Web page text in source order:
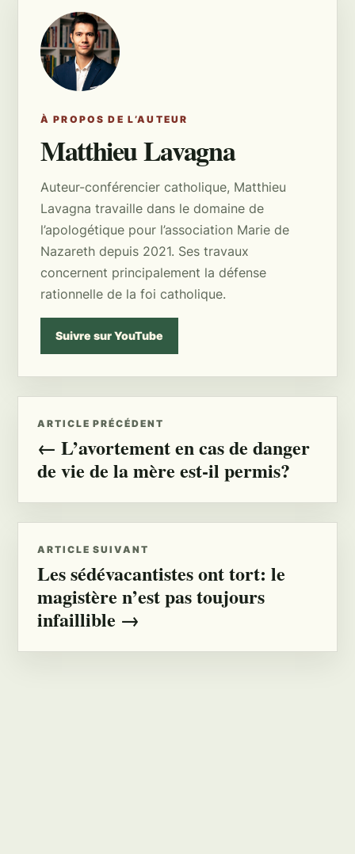
À PROPOS DE L’AUTEUR
Matthieu Lavagna
Auteur-conférencier catholique, Matthieu
Lavagna travaille dans le domaine de
l’apologétique pour l’association Marie de
Nazareth depuis 2021. Ses travaux
concernent principalement la défense
rationnelle de la foi catholique.
Suivre sur YouTube
ARTICLE PRÉCÉDENT
← L’avortement en cas de danger
de vie de la mère est-il permis?
ARTICLE SUIVANT
Les sédévacantistes ont tort: le
magistère n’est pas toujours
infaillible →